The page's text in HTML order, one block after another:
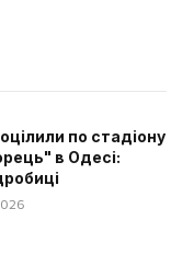
по стадіону
в Одесі: